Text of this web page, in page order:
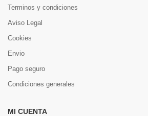
Terminos y condiciones
Aviso Legal
Cookies
Envio
Pago seguro
Condiciones generales
MI CUENTA